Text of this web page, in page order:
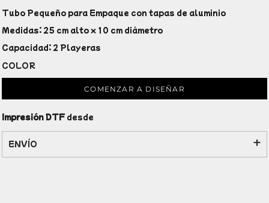
Tubo Pequeño para Empaque con tapas de aluminio
Medidas: 25 cm alto x 10 cm diámetro
Capacidad: 2 Playeras
COLOR
COMENZAR A DISEÑAR
Impresión DTF desde
ENVÍO